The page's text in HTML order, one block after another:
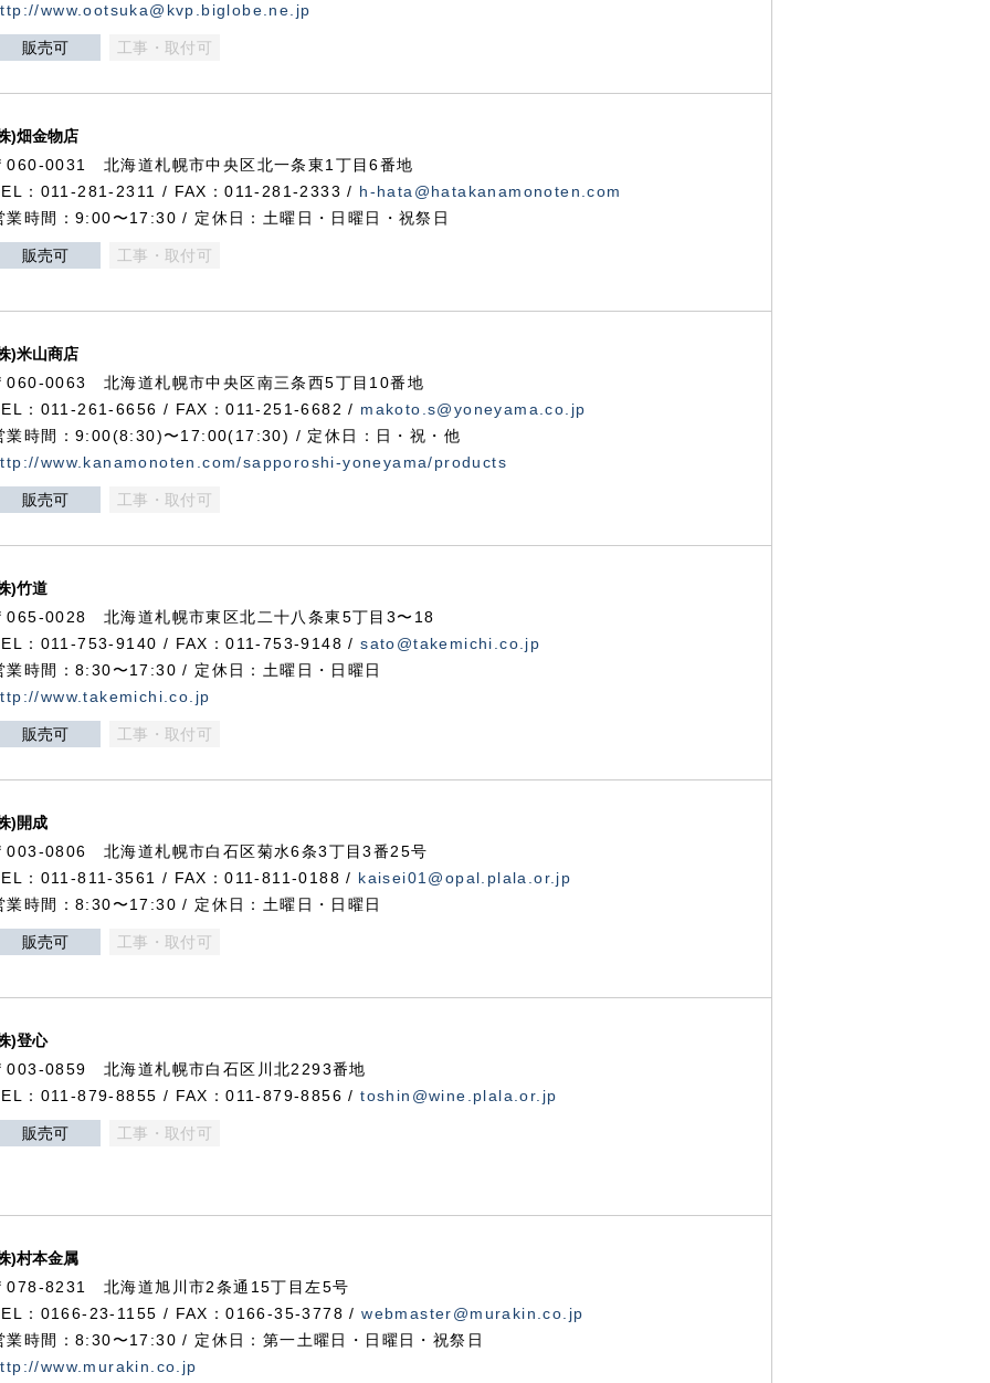
www.ootsuka@kvp.biglobe.ne.jp
販売可 工事・取付可
)畑金物店
060-0031 北海道札幌市中央区北一条東1丁目6番地
：011-281-2311 / FAX：011-281-2333 / h-hata@hatakanamonoten.com
業時間：9:00〜17:30 / 定休日：土曜日・日曜日・祝祭日
販売可 工事・取付可
)米山商店
060-0063 北海道札幌市中央区南三条西5丁目10番地
：011-261-6656 / FAX：011-251-6682 / makoto.s@yoneyama.co.jp
業時間：9:00(8:30)〜17:00(17:30) / 定休日：日・祝・他
www.kanamonoten.com/sapporoshi-yoneyama/products
販売可 工事・取付可
)竹道
065-0028 北海道札幌市東区北二十八条東5丁目3〜18
：011-753-9140 / FAX：011-753-9148 /sato@takemichi.co.jp
業時間：8:30〜17:30 / 定休日：土曜日・日曜日
www.takemichi.co.jp
販売可 工事・取付可
)開成
003-0806 北海道札幌市白石区菊水6条3丁目3番25号
：011-811-3561 / FAX：011-811-0188 / kaisei01@opal.plala.or.jp
業時間：8:30〜17:30 / 定休日：土曜日・日曜日
販売可 工事・取付可
)登心
003-0859 北海道札幌市白石区川北2293番地
：011-879-8855 / FAX：011-879-8856 /toshin@wine.plala.or.jp
販売可 工事・取付可
)村本金属
078-8231 北海道旭川市2条通15丁目左5号
：0166-23-1155 / FAX：0166-35-3778 /webmaster@murakin.co.jp
業時間：8:30〜17:30 / 定休日：第一土曜日・日曜日・祝祭日
www.murakin.co.jp